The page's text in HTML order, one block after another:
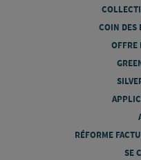
COIN DES
OFFRE
RÉFORME
SE